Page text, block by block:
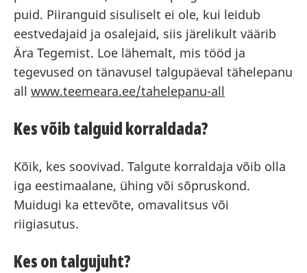
puid. Piiranguid sisuliselt ei ole, kui leidub
eestvedajaid ja osalejaid, siis järelikult väärib
Ära Tegemist. Loe lähemalt, mis tööd ja
tegevused on tänavusel talgupäeval tähelepanu
all www.teemeara.ee/tahelepanu-all
Kes võib talguid korraldada?
Kõik, kes soovivad. Talgute korraldaja võib olla
iga eestimaalane, ühing või sõpruskond.
Muidugi ka ettevõte, omavalitsus või
riigiasutus.
Kes on talgujuht?